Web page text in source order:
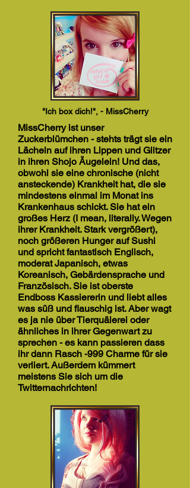
"Ich box dich!", - MissCherry
MissCherry ist unser
Zuckerblümchen - stehts trägt sie ein
Lächeln auf ihren Lippen und Glitzer
in ihren Shojo Äugelein! Und das,
obwohl sie eine chronische (nicht
ansteckende) Krankheit hat, die sie
mindestens einmal im Monat ins
Krankenhaus schickt. Sie hat ein
großes Herz (I mean, literally. Wegen
ihrer Krankheit. Stark vergrößert),
noch größeren Hunger auf Sushi
und spricht fantastisch Englisch,
moderat Japanisch, etwas
Koreanisch, Gebärdensprache und
Französisch. Sie ist oberste
Endboss Kassiererin und liebt alles
was süß und flauschig ist. Aber wagt
es ja nie über Tierquälerei oder
ähnliches in ihrer Gegenwart zu
sprechen - es kann passieren dass
ihr dann Rasch -999 Charme für sie
verliert. Außerdem kümmert
meistens Sie sich um die
Twitternachrichten!